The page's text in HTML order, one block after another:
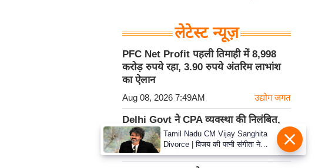
लेटेस्ट न्यूज़
PFC Net Profit पहली तिमाही में 8,998
करोड़ रुपये रहा, 3.90 रुपये अंतरिम लाभांश
का ऐलान
Aug 08, 2026 7:49AM उद्योग जगत
Delhi Govt ने CPA व्यवस्था की निलंबित,
अस्पताल अब स्वयं खरीदेंगे दवाएं
Aug 08, 2026 7:49AM राष्ट्रीय
Tamil Nadu CM Vijay Sanghita
Divorce | विजय की पत्नी संगीता ने
वापस ली तलाक की अर्जी, कोर्ट ने मामले
को किया निपटाया